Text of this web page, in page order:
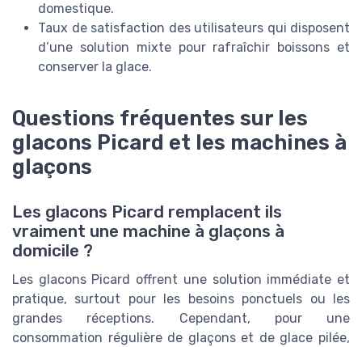
domestique.
Taux de satisfaction des utilisateurs qui disposent
d’une solution mixte pour rafraîchir boissons et
conserver la glace.
Questions fréquentes sur les
glacons Picard et les machines à
glaçons
Les glacons Picard remplacent ils
vraiment une machine à glaçons à
domicile ?
Les glacons Picard offrent une solution immédiate et
pratique, surtout pour les besoins ponctuels ou les
grandes réceptions. Cependant, pour une
consommation régulière de glaçons et de glace pilée,